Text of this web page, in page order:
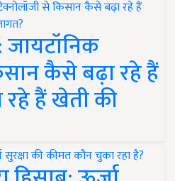
कैसे बढ़ा रहे हैं
रहे हैं खेती की